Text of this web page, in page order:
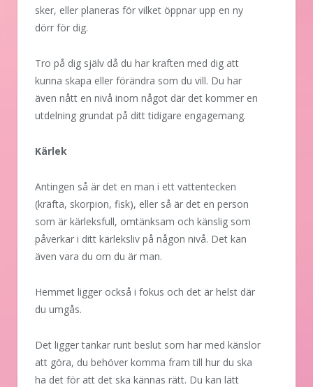
sker, eller planeras för vilket öppnar upp en ny
dörr för dig.
Tro på dig själv då du har kraften med dig att
kunna skapa eller förändra som du vill. Du har
även nått en nivå inom något där det kommer en
utdelning grundat på ditt tidigare engagemang.
Kärlek
Antingen så är det en man i ett vattentecken
(kräfta, skorpion, fisk), eller så är det en person
som är kärleksfull, omtänksam och känslig som
påverkar i ditt kärleksliv på någon nivå. Det kan
även vara du om du är man.
Hemmet ligger också i fokus och det är helst där
du umgås.
Det ligger tankar runt beslut som har med känslor
att göra, du behöver komma fram till hur du ska
ha det för att det ska kännas rätt. Du kan lätt